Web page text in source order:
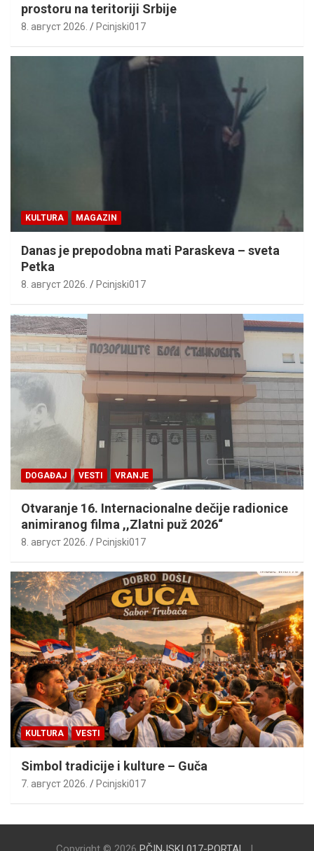
prostoru na teritoriji Srbije
8. август 2026. Pcinjski017
KULTURA MAGAZIN
Danas je prepodobna mati Paraskeva – sveta
Petka
8. август 2026. Pcinjski017
DOGAĐAJ VESTI VRANJE
Otvaranje 16. Internacionalne dečije radionice
animiranog filma ,,Zlatni puž 2026“
8. август 2026. Pcinjski017
KULTURA VESTI
Simbol tradicije i kulture – Guča
7. август 2026. Pcinjski017